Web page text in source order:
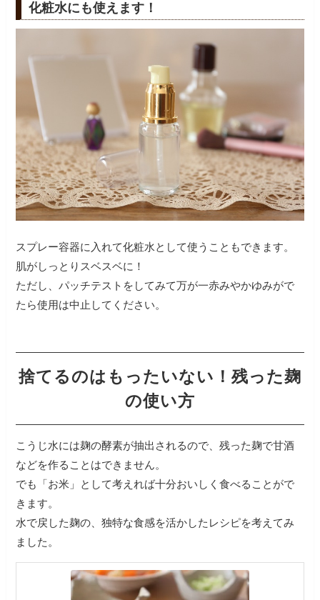
化粧水にも使えます！
スプレー容器に入れて化粧水として使うこともできます。
肌がしっとりスベスベに！
ただし、パッチテストをしてみて万が一赤みやかゆみがで
たら使用は中止してください。
捨てるのはもったいない！残った麹
の使い方
こうじ水には麹の酵素が抽出されるので、残った麹で甘酒
などを作ることはできません。
でも「お米」として考えれば十分おいしく食べることがで
きます。
水で戻した麹の、独特な食感を活かしたレシピを考えてみ
ました。